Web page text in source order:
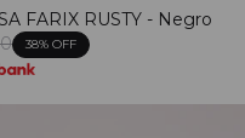
FARIX RUSTY - Negro
38